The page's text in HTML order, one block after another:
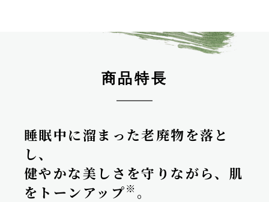
商品特長
睡眠中に溜まった老廃物を落と
し、
健やかな美しさを守りながら、肌
をトーンアップ※ 。